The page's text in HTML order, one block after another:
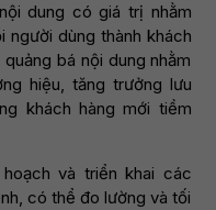
dung có giá trị nhằm
người dùng thành khách
bá nội dung nhằm
hiệu, tăng trưởng lưu
khách hàng mới tiềm
và triển khai các
có thể đo lường và tối